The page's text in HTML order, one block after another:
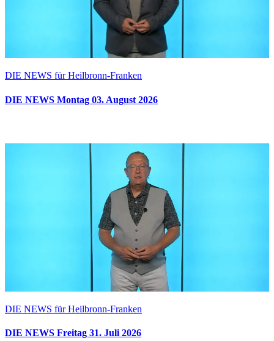
DIE NEWS für Heilbronn-Franken
DIE NEWS Montag 03. August 2026
DIE NEWS für Heilbronn-Franken
DIE NEWS Freitag 31. Juli 2026